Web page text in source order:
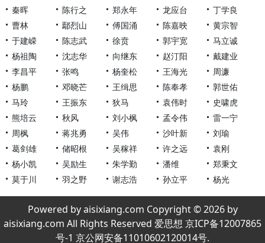
秦晖 陈行之 郑永年 龙应台
丁学良
曹林
鄢烈山 傅国涌 陈嘉映
黄宗智
于建嵘
陈志武 徐贲 郭宇宽
马立诚
杨祖陶
沈志华 向继东 赵汀阳
戴建业
李昌平
张鸣 杨奎松 王海光
周濂
杨鹏
邓晓芒 王缉思 陈奉孝
郭世佑
马玲
王振东 狄马 袁伟时
史啸虎
熊培云
秋风 刘小枫 孟令伟
雷一宁
周枫
蒋兆勇 吴伟 沙叶新
刘瑜
葛剑雄
储昭根 吴稼祥 许之远
袁刚
杨小凯
吴励生 朱学勤 潘维
郑秉文
莫于川
羽之野 谢志浩 孙立平 杨光
Powered by aisixiang.com Copyright © 2026 by
aisixiang.com All Rights Reserved 爱思想 京ICP备12007865
号-1 京公网安备11010602120014号.